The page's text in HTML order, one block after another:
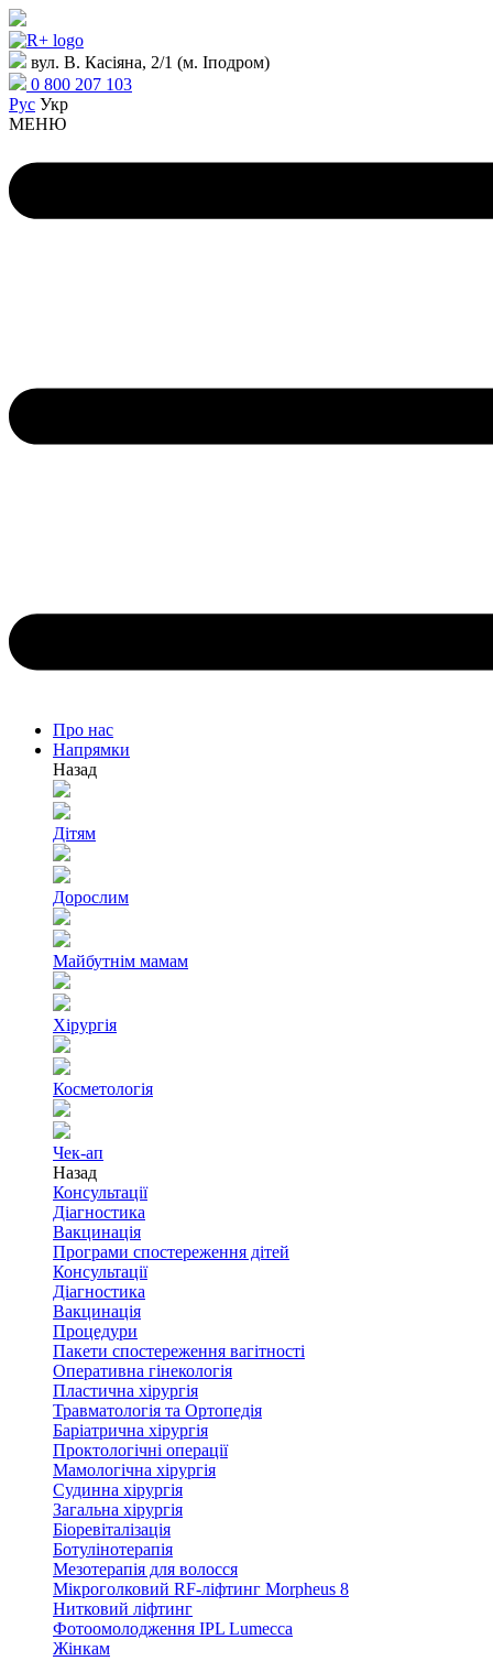
вул. В. Касіяна, 2/1 (м. Іподром)
0 800 207 103
Рус Укр
МЕНЮ
Про нас
Напрямки
Назад
Дітям
Дорослим
Майбутнім мамам
Хірургія
Косметологія
Чек-ап
Назад
Консультації
Діагностика
Вакцинація
Програми спостереження дітей
Консультації
Діагностика
Вакцинація
Процедури
Пакети спостереження вагітності
Оперативна гінекологія
Пластична хірургія
Травматологія та Ортопедія
Баріатрична хірургія
Проктологічні операції
Мамологічна хірургія
Судинна хірургія
Загальна хірургія
Біоревіталізація
Ботулінотерапія
Мезотерапія для волосся
Мікроголковий RF-ліфтинг Morpheus 8
Нитковий ліфтинг
Фотоомолодження IPL Lumecca
Жінкам